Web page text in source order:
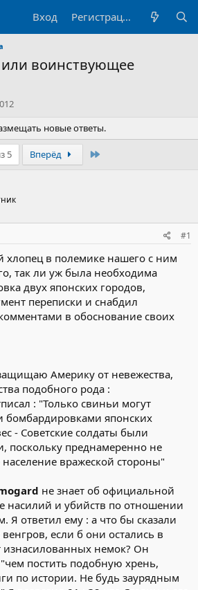
Вход Регистрация
воинствующее
новые ответы.
5 Вперёд
#1
хлопец в полемике нашего с ним
так ли уж была необходима
двух японских городов,
переписки и снабдил
в обоснование своих
Америку от невежества,
подобного рода :
: "Только свиньи могут
бомбардировками японских
- Советские солдаты были
поскольку преднамеренно не
вражеской стороны"
не знает об официальной
насилий и убийств по отношении
Я ответил ему : а что бы сказали
если б они остались в
изнасилованных немок? Он
постить подобную хрень,
по истории. Не будь заурядным